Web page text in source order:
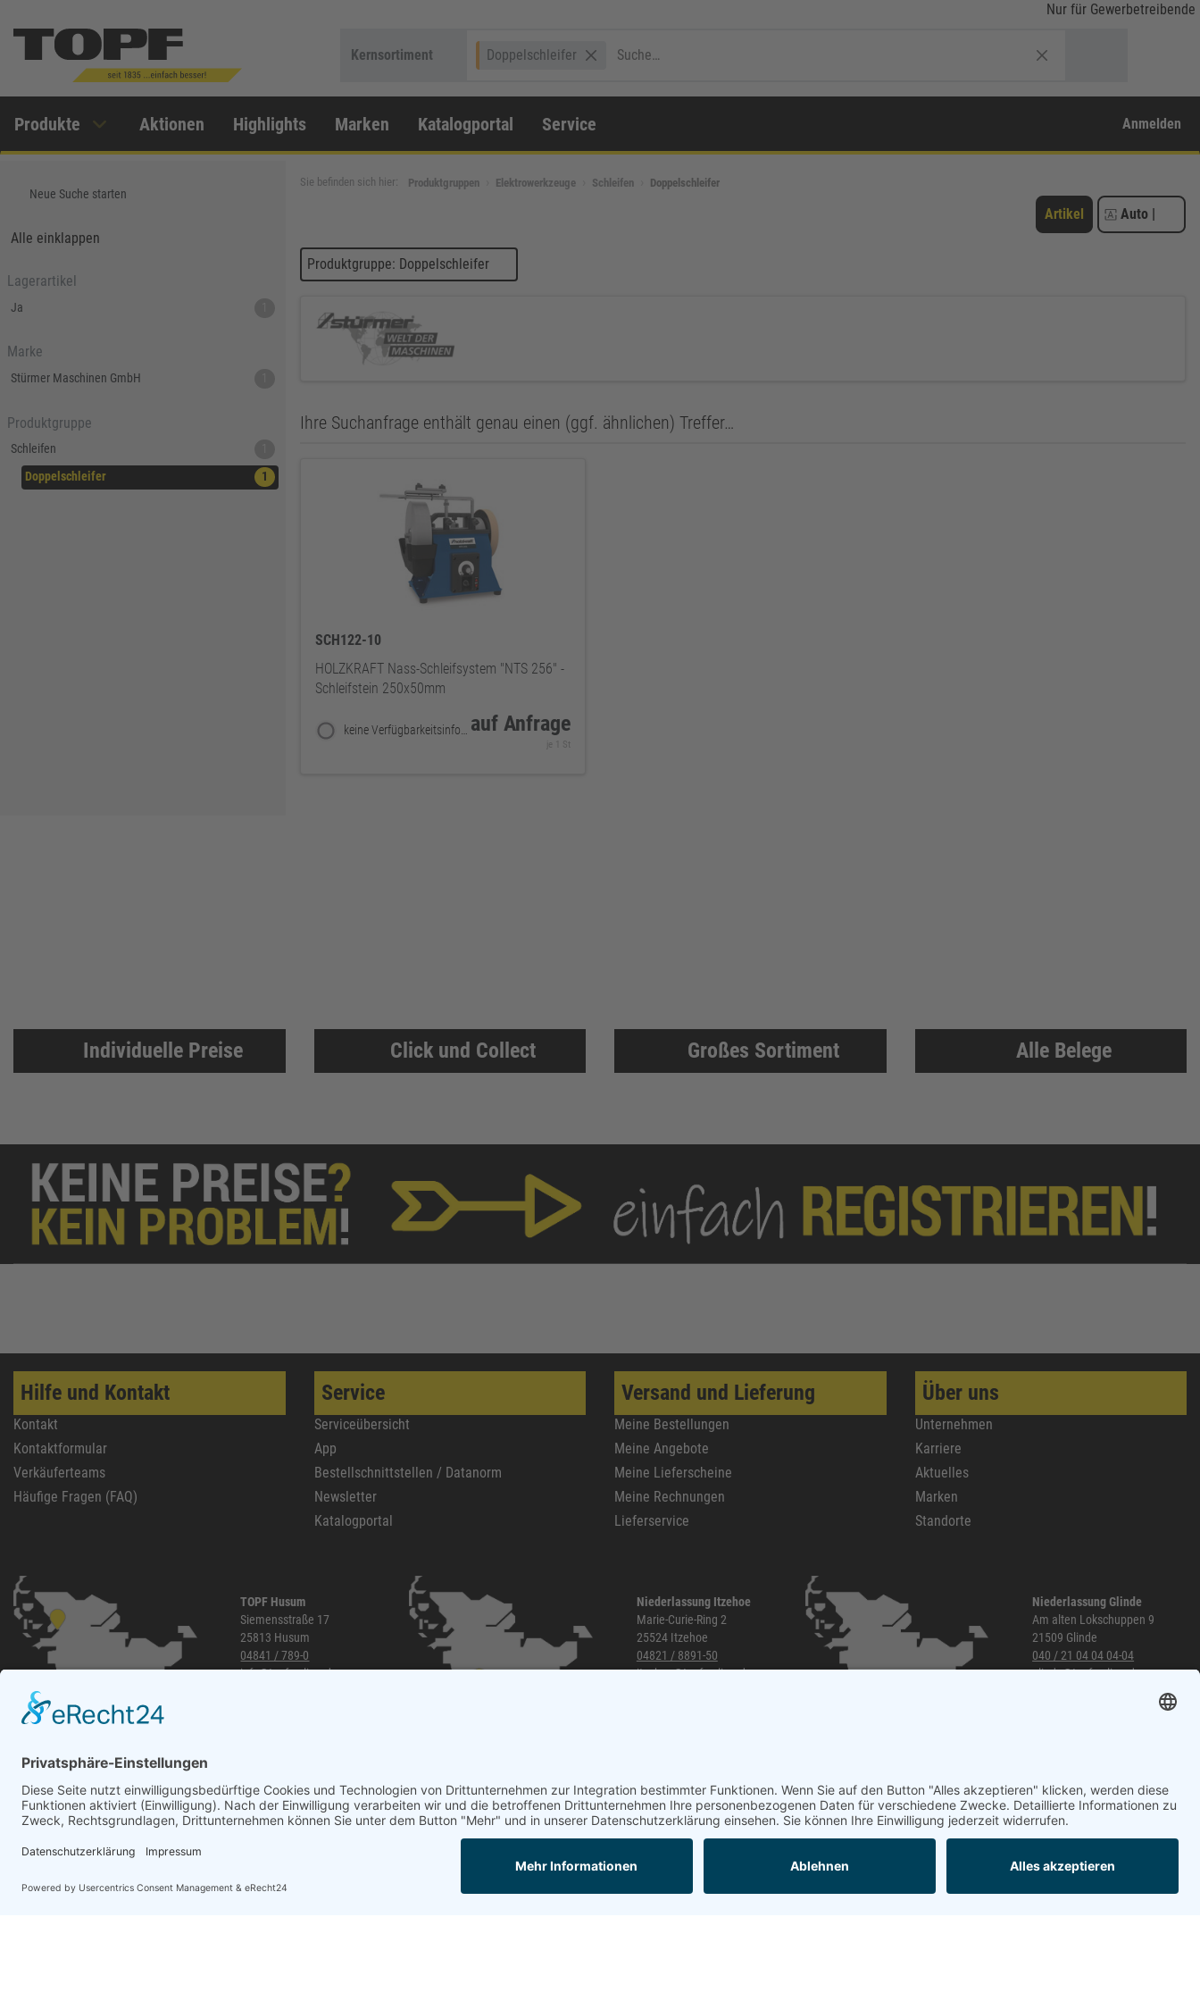
Nur für Gewerbetreibende
Kernsortiment Doppelschleifer
Produkte Aktionen Highlights Marken Katalogportal Service Anmelden
Neue Suche starten
Alle einklappen
Lagerartikel
Ja
Marke
Stürmer Maschinen GmbH
Produktgruppe
Schleifen
Doppelschleifer
1
Sie befinden sich hier: Produktgruppen Elektrowerkzeuge Schleifen Doppelschleifer
Artikel Auto |
Produktgruppe: Doppelschleifer
Ihre Suchanfrage enthält genau einen (ggf. ähnlichen) Treffer…
SCH122-10
HOLZKRAFT Nass-Schleifsystem "NTS 256" -
Schleifstein 250x50mm
keine Verfügbarkeitsinformationen auf Anfrage
je 1 St
Mail Anrufen
Individuelle Preise Click und Collect Großes Sortiment Alle Belege
Hilfe und Kontakt
Kontakt
Kontaktformular
Verkäuferteams
Häufige Fragen (FAQ)
Service
Serviceübersicht
App
Bestellschnittstellen / Datanorm
Newsletter
Katalogportal
Versand und Lieferung
Meine Bestellungen
Meine Angebote
Meine Lieferscheine
Meine Rechnungen
Lieferservice
Über uns
Unternehmen
Karriere
Aktuelles
Marken
Standorte
TOPF Husum
Siemensstraße 17
25813 Husum
04841 / 789-0
info@topf-online.de
Niederlassung Itzehoe
Marie-Curie-Ring 2
25524 Itzehoe
04821 / 8891-50
itzehoe@topf-online.de
Niederlassung Glinde
Am alten Lokschuppen 9
21509 Glinde
040 / 21 04 04 04-04
glinde@topf-online.de